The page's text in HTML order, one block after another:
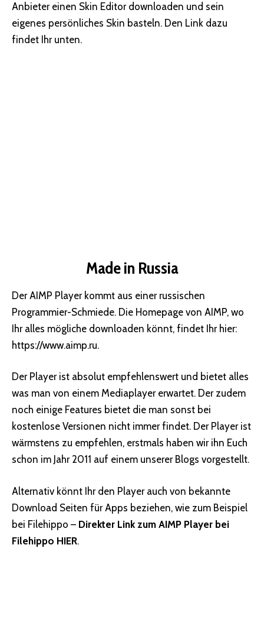
Anbieter einen Skin Editor downloaden und sein
eigenes persönliches Skin basteln. Den Link dazu
findet Ihr unten.
Made in Russia
Der AIMP Player kommt aus einer russischen
Programmier-Schmiede. Die Homepage von AIMP, wo
Ihr alles mögliche downloaden könnt, findet Ihr hier:
https://www.aimp.ru.
Der Player ist absolut empfehlenswert und bietet alles
was man von einem Mediaplayer erwartet. Der zudem
noch einige Features bietet die man sonst bei
kostenlose Versionen nicht immer findet. Der Player ist
wärmstens zu empfehlen, erstmals haben wir ihn Euch
schon im Jahr 2011 auf einem unserer Blogs vorgestellt.
Alternativ könnt Ihr den Player auch von bekannte
Download Seiten für Apps beziehen, wie zum Beispiel
bei Filehippo – Direkter Link zum AIMP Player bei
Filehippo HIER.